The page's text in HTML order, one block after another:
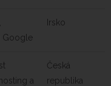
Google
Irsko
a
Česká
republika